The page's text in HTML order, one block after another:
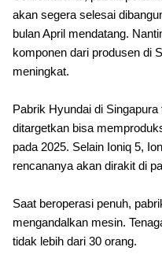
akan segera selesai
bulan April mendatang.
komponen dari produsen di
meningkat.
Pabrik Hyundai di
ditargetkan bisa
pada 2025. Selain Ioniq 5,
rencananya akan dirakit di
Saat beroperasi penuh,
mengandalkan mesin.
tidak lebih dari 30 orang.